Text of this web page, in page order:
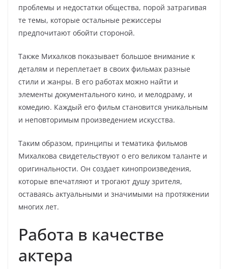
проблемы и недостатки общества, порой затрагивая
те темы, которые остальные режиссеры
предпочитают обойти стороной.
Также Михалков показывает большое внимание к
деталям и переплетает в своих фильмах разные
стили и жанры. В его работах можно найти и
элементы документального кино, и мелодраму, и
комедию. Каждый его фильм становится уникальным
и неповторимым произведением искусства.
Таким образом, принципы и тематика фильмов
Михалкова свидетельствуют о его великом таланте и
оригинальности. Он создает кинопроизведения,
которые впечатляют и трогают душу зрителя,
оставаясь актуальными и значимыми на протяжении
многих лет.
Работа в качестве
актера